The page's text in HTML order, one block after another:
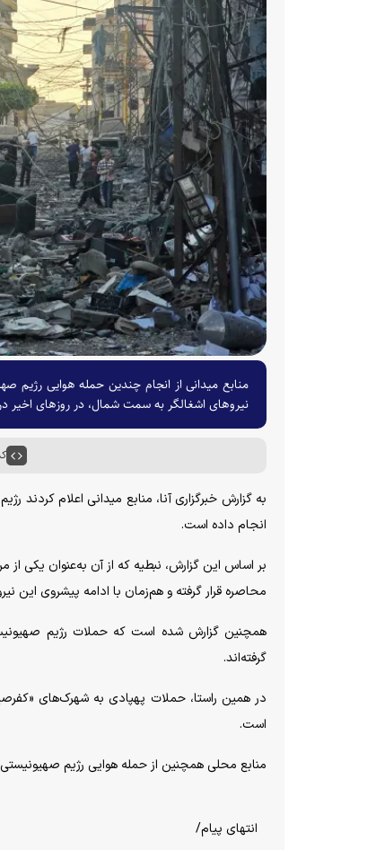
منابع میدانی از انجام چندین حمله هوایی رژیم
نیروهای اشغالگر به سمت شمال، در روزهای اخیر
به گزارش خبرگزاری آنا، منابع میدانی اعلام
انجام داده است.
بر اساس این گزارش، نبطیه که از آن به‌عنوان یکی از
محاصره قرار گرفته و هم‌زمان با ادامه پیشروی
همچنین گزارش شده است که حملات رژیم
گرفته‌اند.
در همین راستا، حملات پهپادی به شهرک‌های
است.
منابع محلی همچنین از حمله هوایی رژیم
انتهای پیام/